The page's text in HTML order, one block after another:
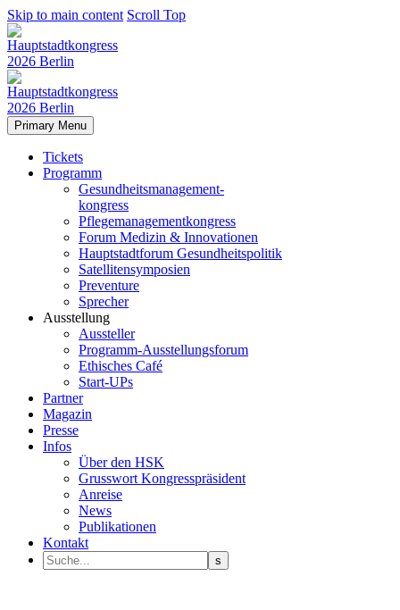
Skip to main content Scroll Top
Primary Menu
Tickets
Programm
Gesundheitsmanagement-
kongress
Pflegemanagementkongress
Forum Medizin & Innovationen
Hauptstadtforum Gesundheitspolitik
Satellitensymposien
Preventure
Sprecher
Ausstellung
Aussteller
Programm-Ausstellungsforum
Ethisches Café
Start-UPs
Partner
Magazin
Presse
Infos
Über den HSK
Grusswort Kongresspräsident
Anreise
News
Publikationen
Kontakt